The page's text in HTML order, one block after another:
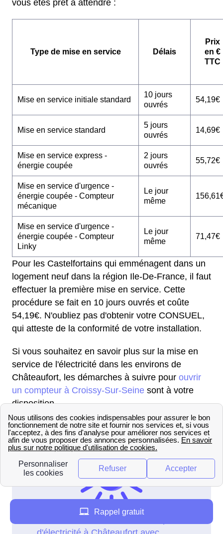
vous êtes prêt à attendre :
Type de mise en service Délais
Prix
en €
TTC
Mise en service initiale standard
10 jours
ouvrés
54,19€
Mise en service standard
5 jours
ouvrés
14,69€
Mise en service express -
énergie coupée
2 jours
ouvrés
55,72€
Mise en service d'urgence -
énergie coupée - Compteur
mécanique
Le jour
même
Mise en service d'urgence -
énergie coupée - Compteur
Linky
Le jour
même
71,47€
Pour les Castelfortains qui emménagent dans un
logement neuf dans la région Ile-De-France, il faut
effectuer la première mise en service. Cette
procédure se fait en 10 jours ouvrés et coûte
54,19€. N'oubliez pas d'obtenir votre CONSUEL,
qui atteste de la conformité de votre installation.
Si vous souhaitez en savoir plus sur la mise en
service de l'électricité dans les environs de
Châteaufort, les démarches à suivre pour ouvrir
un compteur à Croissy-Sur-Seine sont à votre
disposition.
Rappel gratuit